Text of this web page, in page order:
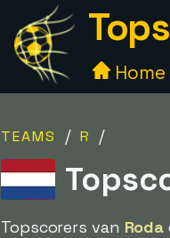
Home
TEAMS / R /
Topscorers van Roda